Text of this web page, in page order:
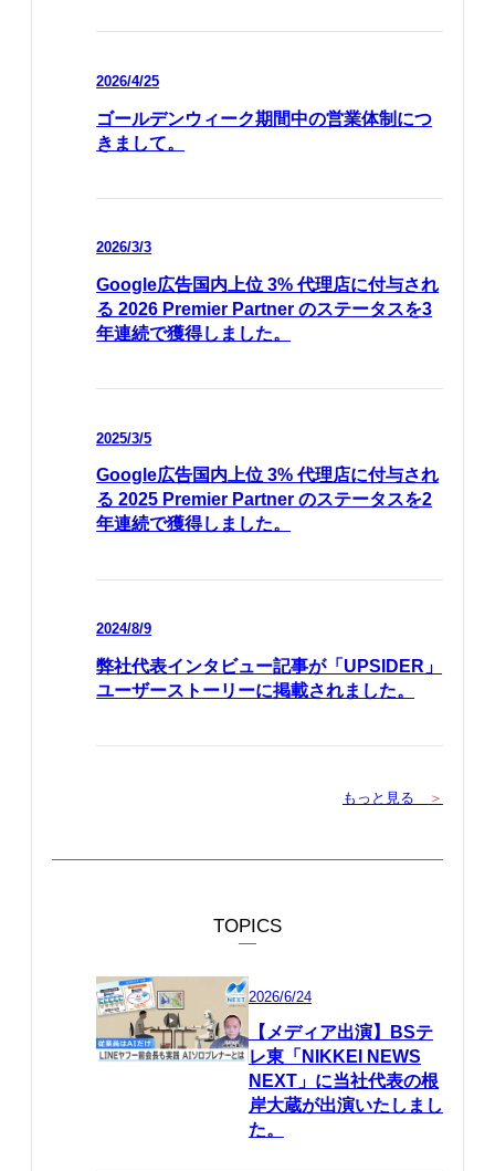
2026/4/25
ゴールデンウィーク期間中の営業体制につ
きまして。
2026/3/3
Google広告国内上位 3% 代理店に付与され
る 2026 Premier Partner のステータスを3
年連続で獲得しました。
2025/3/5
Google広告国内上位 3% 代理店に付与され
る 2025 Premier Partner のステータスを2
年連続で獲得しました。
2024/8/9
弊社代表インタビュー記事が「UPSIDER」
ユーザーストーリーに掲載されました。
もっと見る ＞
TOPICS
2026/6/24
【メディア出演】BSテ
レ東「NIKKEI NEWS
NEXT」に当社代表の根
岸大蔵が出演いたしまし
た。